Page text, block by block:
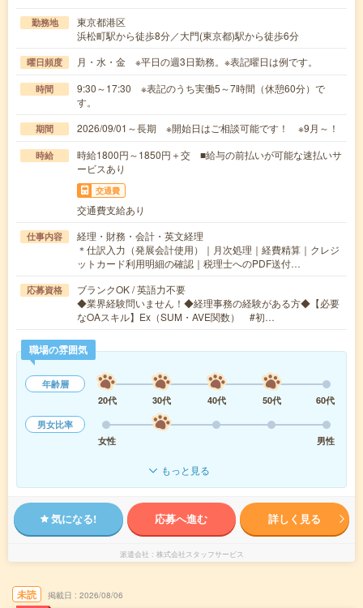
勤務地
東京都港区
浜松町駅から徒歩8分／大門(東京都)駅から徒歩6分
曜日頻度 月・水・金 ※平日の週3日勤務。※表記曜日は例です。
時間
9:30～17:30 ※表記のうち実働5～7時間（休憩60分）で
す。
期間 2026/09/01～長期 ※開始日はご相談可能です！ ※9月～！
時給
時給1800円～1850円＋交 ■給与の前払いが可能な速払いサ
ービスあり
交通費
交通費支給あり
仕事内容
経理・財務・会計・英文経理
＊仕訳入力（発展会計使用）｜月次処理｜経費精算｜クレジ
ットカード利用明細の確認｜税理士へのPDF送付…
応募資格
ブランクOK / 英語力不要
◆業界経験問いません！◆経理事務の経験がある方◆【必要
なOAスキル】Ex（SUM・AVE関数） #初…
職場の雰囲気
年齢層
20代
30代 40代 50代
60代
男女比率
女性
男性
もっと見る
気になる! 応募へ進む 詳しく見る
派遣会社 株式会社スタッフサービス
未読 掲載日 2026/08/06